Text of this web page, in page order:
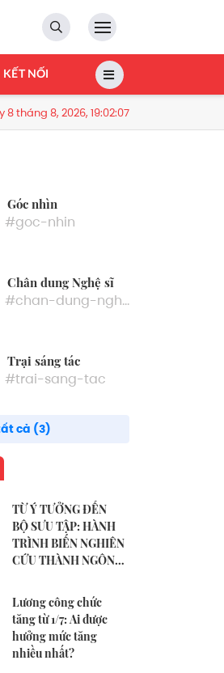
KẾT NỐI
SJC, PNJ,… Đại biểu Quốc hội:
8 tháng 8, 2026, 19:02:08
Góc nhìn
#goc-nhin
Chân dung Nghệ sĩ
#chan-dung-nghe-si
Trại sáng tác
#trai-sang-tac
cả (3)
TỪ Ý TƯỞNG ĐẾN
BỘ SƯU TẬP: HÀNH
TRÌNH BIẾN NGHIÊN
CỨU THÀNH NGÔN
Lương công chức
tăng từ 1/7: Ai được
hưởng mức tăng
nhiều nhất?